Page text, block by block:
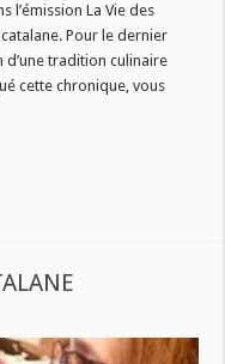
l’émission La Vie des
Pour le dernier
tradition culinaire
cette chronique, vous